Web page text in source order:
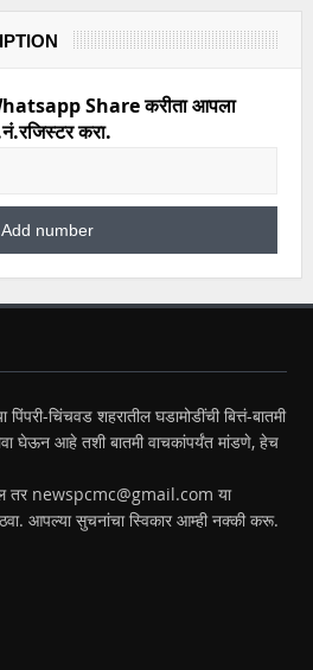
Share करीता आपला
करा.
चिंचवड शहरातील घडामोडींची बित्तं-बातमी
घेऊन आहे तशी बातमी वाचकांपर्यंत मांडणे, हेच
तर newspcmc@gmail.com या
आपल्या सुचनांचा स्विकार आम्ही नक्की करू.